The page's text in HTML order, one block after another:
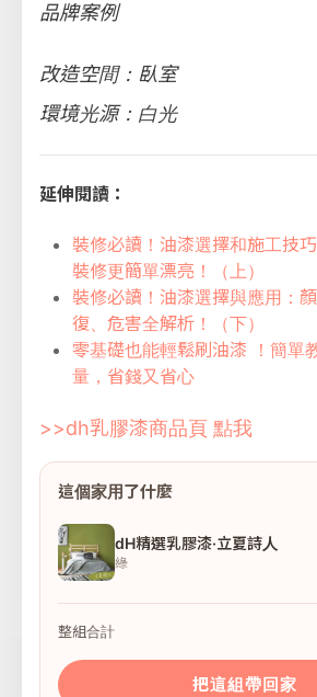
品牌案例
改造空間：臥室
環境光源：白光
延伸閱讀：
裝修必讀！油漆選擇和施工技
裝修更簡單漂亮！（上）
裝修必讀！油漆選擇與應用：
復、危害全解析！（下）
零基礎也能輕鬆刷油漆 ！簡單
量，省錢又省心
>>dh乳膠漆商品頁 點我
這個家用了什麼
dH精選乳膠漆·立夏詩人
綠
整組合計
把這組帶回家